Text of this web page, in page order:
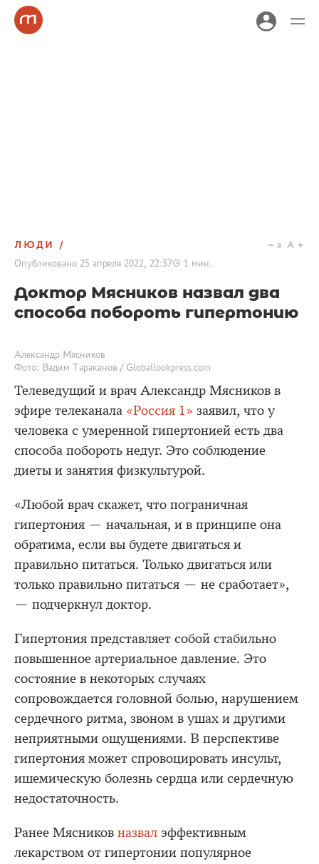
ЛЮДИ
Опубликовано 25 апреля 2022, 22:37 1 мин.
a A
Доктор Мясников назвал два
способа побороть гипертонию
Александр Мясников
Фото: Вадим Тараканов / Globallookpress.com
Телеведущий и врач Александр Мясников в
эфире телеканала «Россия 1» заявил, что у
человека с умеренной гипертонией есть два
способа побороть недуг. Это соблюдение
диеты и занятия физкультурой.
«Любой врач скажет, что пограничная
гипертония — начальная, и в принципе она
обратима, если вы будете двигаться и
правильно питаться. Только двигаться или
только правильно питаться — не сработает»,
— подчеркнул доктор.
Гипертония представляет собой стабильно
повышенное артериальное давление. Это
состояние в некоторых случаях
сопровождается головной болью, нарушением
сердечного ритма, звоном в ушах и другими
неприятными ощущениями. В перспективе
гипертония может спровоцировать инсульт,
ишемическую болезнь сердца или сердечную
недостаточность.
Ранее Мясников назвал эффективным
лекарством от гипертонии популярное